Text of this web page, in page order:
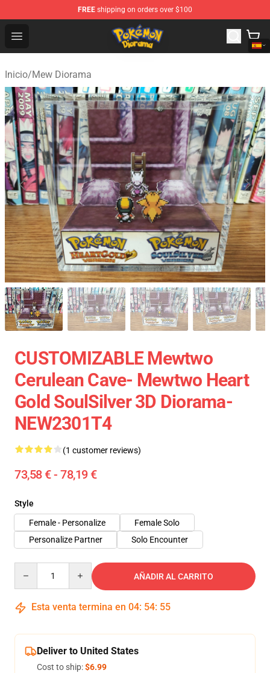
FREE shipping on orders over $100
Open menu
Pokemon Diorama Shop - The Best Store of Pokemon
Inicio/Mew Diorama
CUSTOMIZABLE Mewtwo
Cerulean Cave- Mewtwo Heart
Gold SoulSilver 3D Diorama-
NEW2301T4
(1 customer reviews)
73,58 € - 78,19 €
Style
Female - Personalize
Female Solo
Personalize Partner
Solo Encounter
AÑADIR AL CARRITO
Esta venta termina en 04: 54: 54
Deliver to United States
Cost to ship:$6.99